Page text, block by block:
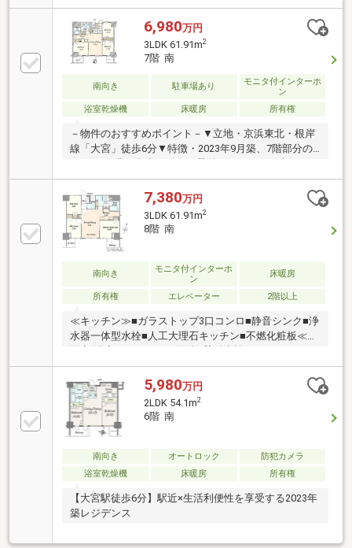
が憩うLDは足元から温まる床暖房付・キッチンはお料
理に集中しやすい独立タイプ・各居室に収納スペース
を配置・オートロック・宅配ボックス付・ペット飼育
可能(細則有)▼設備・食器洗乾燥機・浴室乾燥機▼周
辺環境・成城石井ルミネ大宮ルミネ1店 徒歩7分(約
520m)・さいたま市大宮小学校 徒歩8分(約590m)■ ご
希望の住まい探しをお手伝いします ━━━━━・・・
物件の詳細・ご相談はお気軽にお問い合わせくださ
い。
6,980万円
3LDK 61.91m2
7階 南
南向き 駐車場あり
モニタ付インターホ
ン
浴室乾燥機
床暖房 所有権
－物件のおすすめポイント－▼立地・京浜東北・根岸
線「大宮」徒歩6分▼特徴・2023年9月築、7階部分の
ルコニー・アウトドアユニットヤード有・ペット飼育
可(規約制限有)・室内綺麗にお使いです▼設備・床暖
房(LD)・浴室暖房乾燥機・浄水器・非接触キー・オー
トロック▼周辺環境・大宮高島屋 徒歩4分(約320m)・
成城石井ルミネ大宮ルミネ1店 徒歩7分(約520m)※室外
機置場／2.36平米■ ご希望の住まい探しをお手伝いし
ます ━━━━━・・・物件の詳細・ご相談はお気軽に
7,380万円
3LDK 61.91m2
8階 南
南向き
モニタ付インターホ
ン
床暖房
所有権 エレベーター 2階以上
≪キッチン≫■ガラストップ3口コンロ■静音シンク■浄
水器一体型水栓■人工大理石キッチン■不燃化粧板≪洗
ト一体型便器■縦型ミラー（浴室）≪アメニティ
≫■TES温水式床暖房■24時間換気システム■エコジョ
ーズ≪構造≫■二重床・二重天井
5,980万円
2LDK 54.1m2
6階 南
南向き オートロック
防犯カメラ
浴室乾燥機
床暖房 所有権
【大宮駅徒歩6分】駅近×生活利便性を享受する2023年
築レジデンス